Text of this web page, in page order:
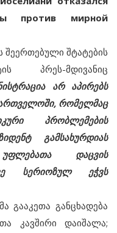
против мирной
შტატების
პრეს-მდივანიც
არ აპირებს
რომელმაც
პრობლემების
გამსახურდიას
დაცვის
სერიოზულ ეჭვს
განცხადება
კავშირი დაიშალა;